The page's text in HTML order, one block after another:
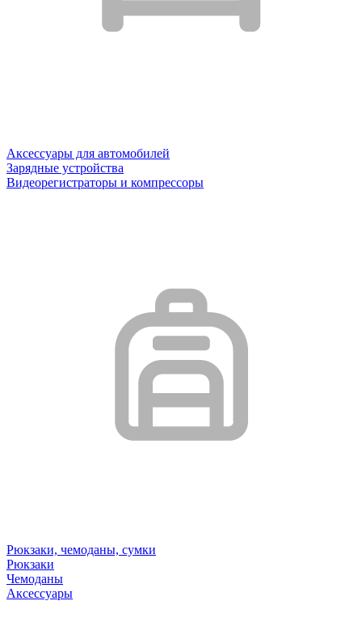
Аксессуары для автомобилей
Зарядные устройства
Видеорегистраторы и компрессоры
Рюкзаки, чемоданы, сумки
Рюкзаки
Чемоданы
Аксессуары